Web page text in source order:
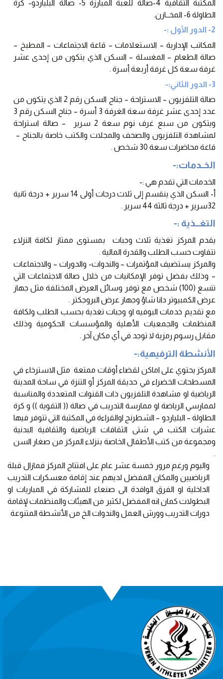
المكتبة الثقافية 4-صالة للعبة المبارزة 5- صالة البلياردو- كرة
الطاولة 6- المخــازن.
2- الدور الأول :-
المكاتب الإدارية – الاستعلامات – قاعة الاجتماعات – المطبخ –
صالة الطعام – المغسلة – السكن الذي يتكون من إحدى عشر
غرفة سعة كل غرفة أربعة أسرة .
3- الدور الثاني:-
صالة التلفزيون – الاستراحة – جناح السكن رقم 2 الذي يتكون من
عدد إحدى عشر غرفة سعة الغرفة 3 أسرة – جناح السكن رقم 3
ويتكون من سبع غرف نوم سعة 2 سرير – صالة استراحة
لمشاهدة التلفزيون والصحف والمجلات والكتب خاصة بالجناح –
قاعة محاضرات سعة 30 شخص .
الخــدمات:-
الخدمات التي تقدم هي :-
أ- السكن الذي ينقسم إلى ثلاث درجات أولى 14 سرير + درجة ثانية
32سرير + درجة ثالثة 44 سرير .
التغـــذية :-
يقدم المركز تغذية ثلاث وجبات بمستوى ممتاز لكافة النزلاء
تتفاوت حسب الطلب والقدرة المالية .
والمركز يستضيف المؤتمرات – والندوات- والدورات – والاجتماعات
– وذلك بفضل توفر الإمكانيات من خلال صالة الاجتماعات التي
تتسع (100) شخص مع توفر وسائل العرض المختلفة مثل جهاز
عرض الكمبيوتر دانا شاؤ وجهاز عرض البروجكتر .
مع تقديم خدمات البوفيه او وجبات تغذية بحسب الطلب ولكافة
المنظمات والجمعيات الأهلية والمؤسسات الحكومية وذلك
مقابل رسوم رمزية لا توجد في أي مكان آخر .
الأنشطة الترفيهية:-
المركز يحتوي على اماكن لقضاء أوقات ممتعة مثل الاسترخاء في
المسطحات الخضراء في حديقة المركز أو التنزة في ساحة المدينة
الرياضية او مشاهدة التلفزيون ذات القنوات المتعددة والمناسبة
لممارسي الرياضة او ممارسة التدريب في صالة (( التقوية )) و كرة
الطاولة – البلياردو – الشطرنج اوالقراءة في المكتبة التي تتوفر فيها
عشرات الكتب في شتى الثقافات الرياضية والثقافية البدنية
ومجموعة من كتب الأطفال الخاصة بنزلاء المركز من صغار السن
.
واليوم ورغم مرور خمسة عشر عام على افتتاح المركز فمازال قبلة
الرياضيين والمكان المفضل لديهم عند إقامة معسكرات التدريب
الداخلية او الفرق الوافدة الى صنعاء للمشاركة في المباريات او
البطولات كمان انه المفضل لكثير من الهيئات والمنظمات لإقامة
دورات التدريب وورش العمل والندوات الخ من الأنشطة المتنوعة